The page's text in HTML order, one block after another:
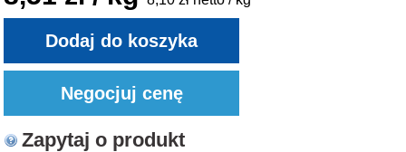
Zapytaj o produkt